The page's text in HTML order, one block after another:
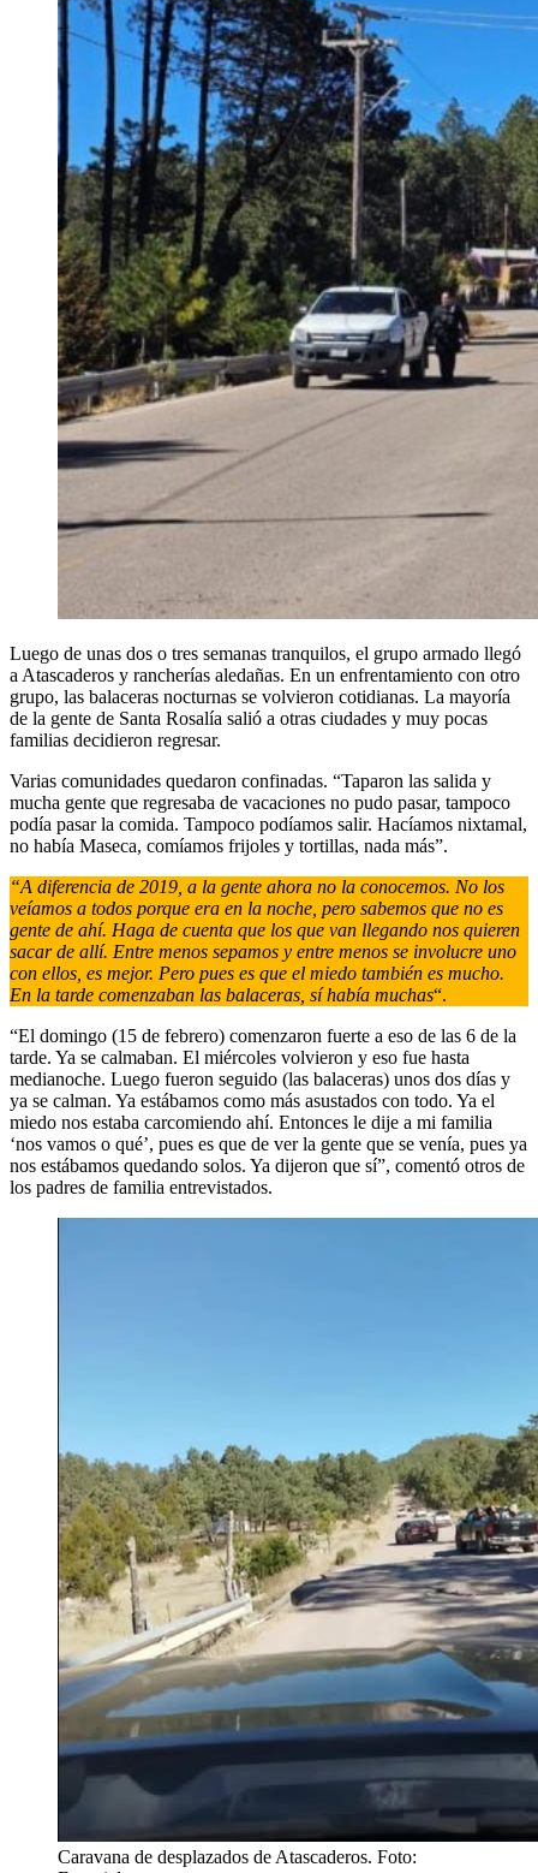
Luego de unas dos o tres semanas tranquilos, el grupo armado llegó
a Atascaderos y rancherías aledañas. En un enfrentamiento con otro
grupo, las balaceras nocturnas se volvieron cotidianas. La mayoría
de la gente de Santa Rosalía salió a otras ciudades y muy pocas
familias decidieron regresar.
Varias comunidades quedaron confinadas. “Taparon las salida y
mucha gente que regresaba de vacaciones no pudo pasar, tampoco
podía pasar la comida. Tampoco podíamos salir. Hacíamos nixtamal,
no había Maseca, comíamos frijoles y tortillas, nada más”.
“A diferencia de 2019, a la gente ahora no la conocemos. No los
veíamos a todos porque era en la noche, pero sabemos que no es
gente de ahí. Haga de cuenta que los que van llegando nos quieren
sacar de allí. Entre menos sepamos y entre menos se involucre uno
con ellos, es mejor. Pero pues es que el miedo también es mucho.
En la tarde comenzaban las balaceras, sí había muchas“.
“El domingo (15 de febrero) comenzaron fuerte a eso de las 6 de la
tarde. Ya se calmaban. El miércoles volvieron y eso fue hasta
medianoche. Luego fueron seguido (las balaceras) unos dos días y
ya se calman. Ya estábamos como más asustados con todo. Ya el
miedo nos estaba carcomiendo ahí. Entonces le dije a mi familia
‘nos vamos o qué’, pues es que de ver la gente que se venía, pues ya
nos estábamos quedando solos. Ya dijeron que sí”, comentó otros de
los padres de familia entrevistados.
Caravana de desplazados de Atascaderos. Foto: